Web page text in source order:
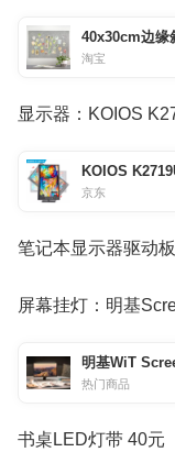
淘宝
显示器：KOIOS
京东
笔记本显示器驱动
屏幕挂灯：明基
明基WiT
热门商品
书桌LED灯带 40元